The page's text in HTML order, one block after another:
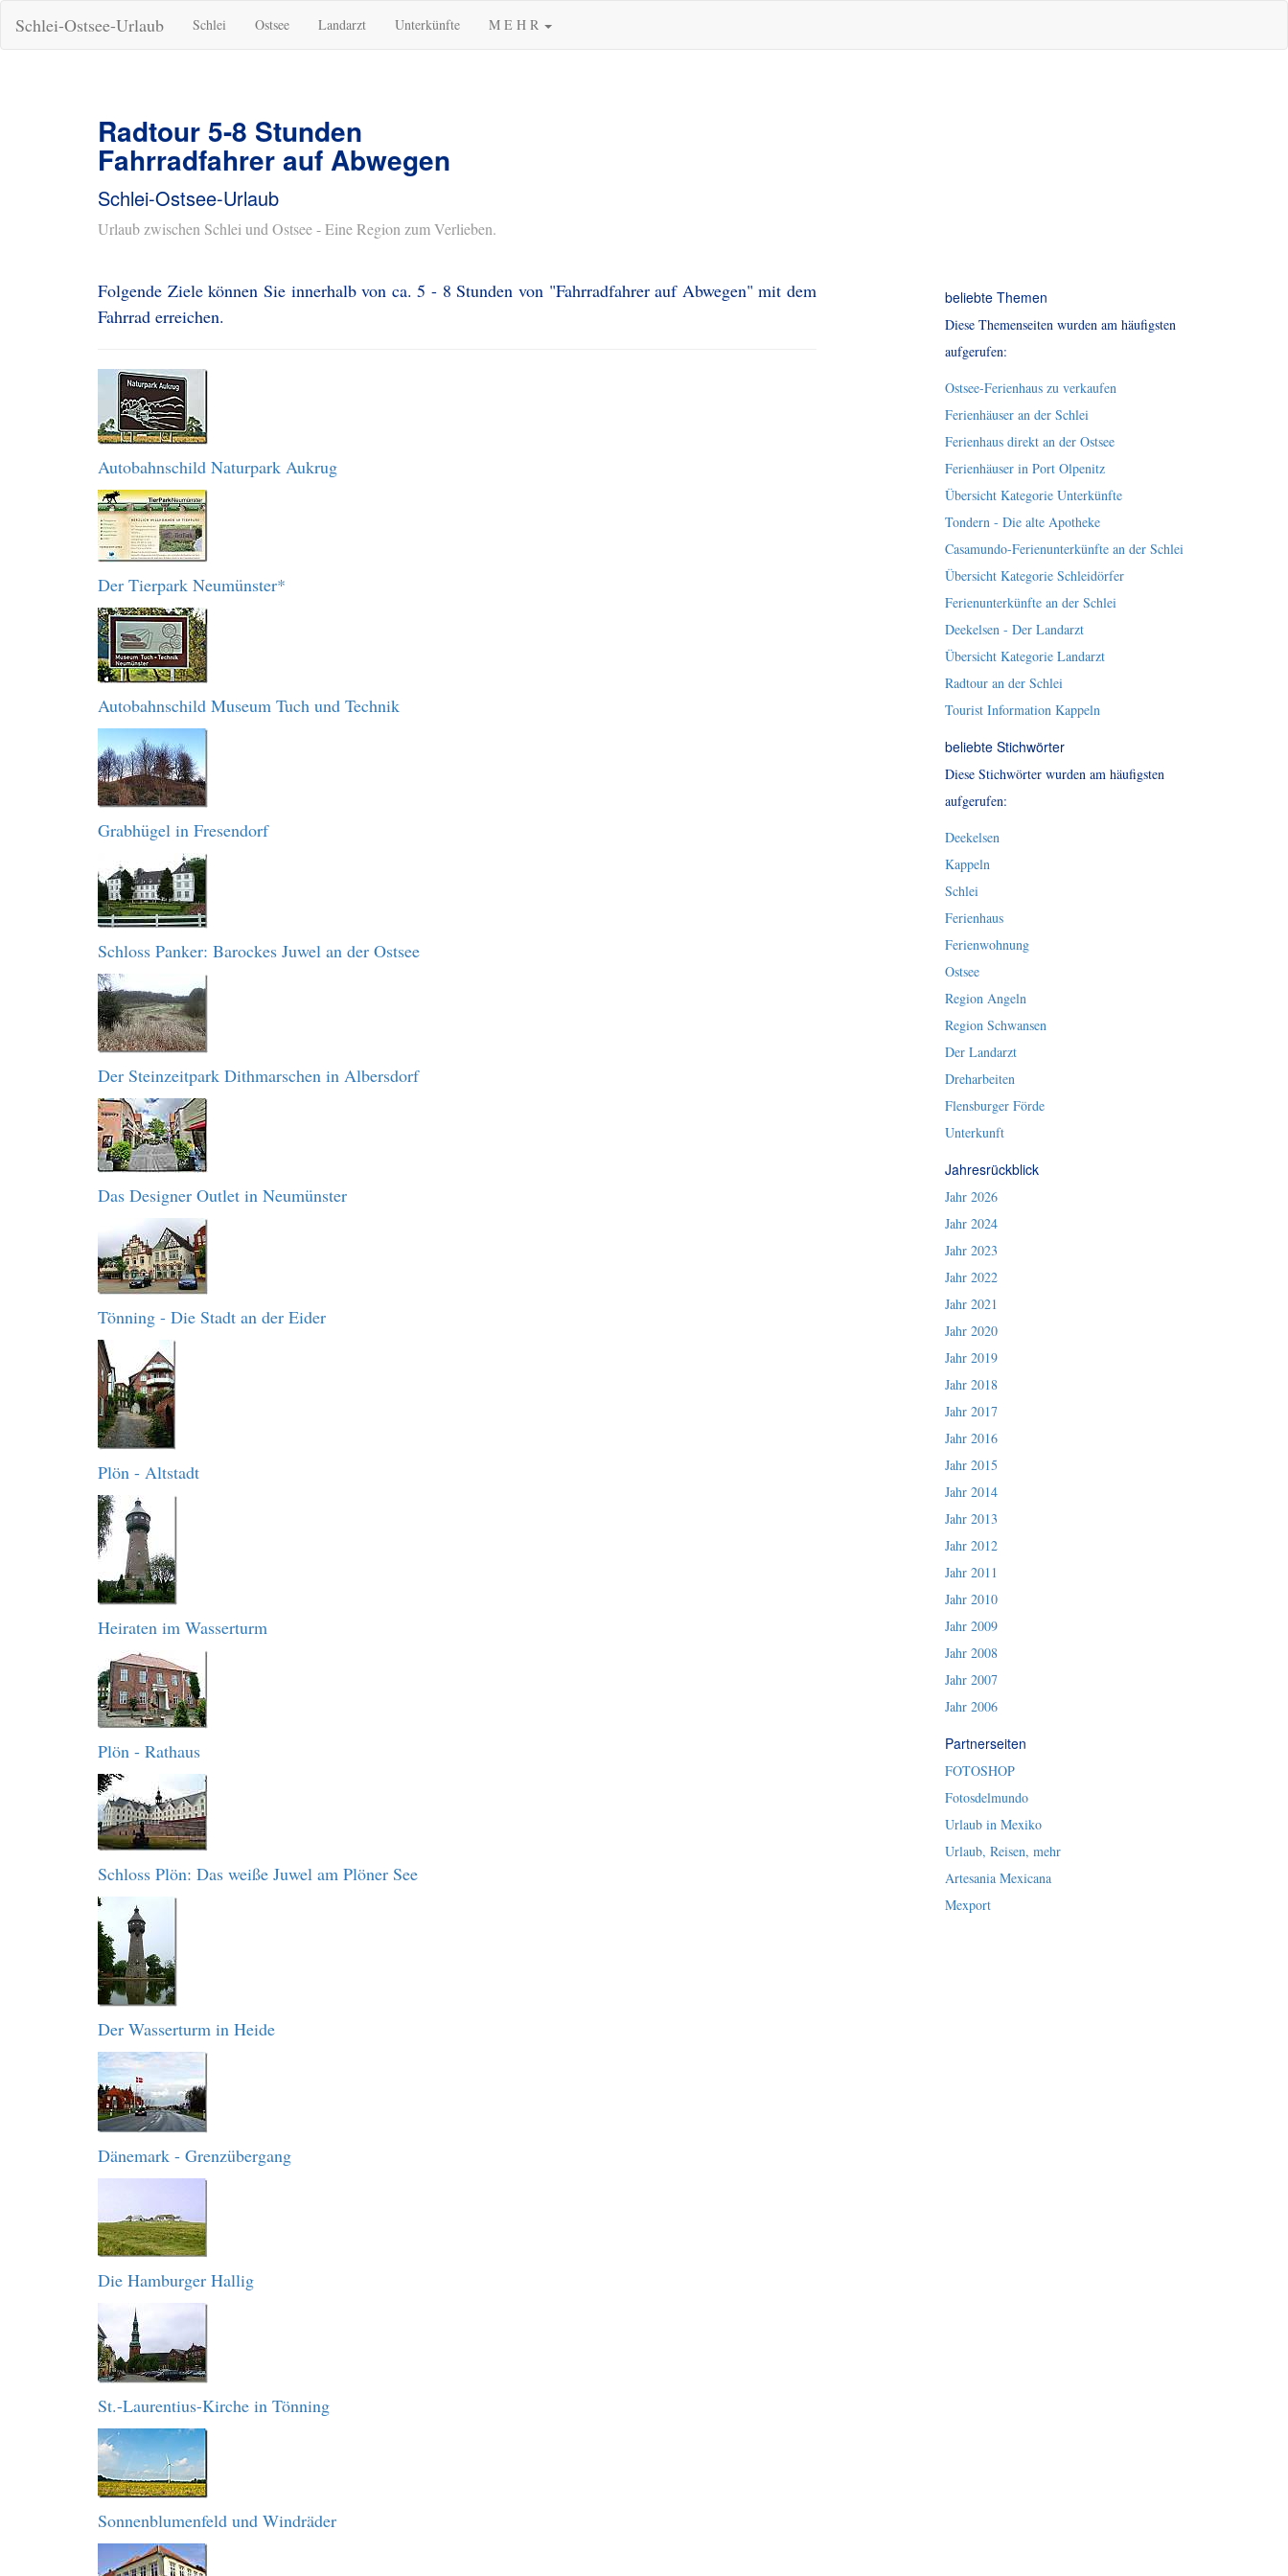
Schlei-Ostsee-Urlaub Schlei Ostsee Landarzt Unterkünfte M E H R
Radtour 5-8 Stunden
Fahrradfahrer auf Abwegen
Schlei-Ostsee-Urlaub
Urlaub zwischen Schlei und Ostsee - Eine Region zum Verlieben.
Folgende Ziele können Sie innerhalb von ca. 5 - 8 Stunden von "Fahrradfahrer auf Abwegen" mit dem
Fahrrad erreichen.
Autobahnschild Naturpark Aukrug
Der Tierpark Neumünster*
Autobahnschild Museum Tuch und Technik
Grabhügel in Fresendorf
Schloss Panker: Barockes Juwel an der Ostsee
Der Steinzeitpark Dithmarschen in Albersdorf
Das Designer Outlet in Neumünster
Tönning - Die Stadt an der Eider
Plön - Altstadt
Heiraten im Wasserturm
Plön - Rathaus
Schloss Plön: Das weiße Juwel am Plöner See
Der Wasserturm in Heide
Dänemark - Grenzübergang
Die Hamburger Hallig
St.-Laurentius-Kirche in Tönning
Sonnenblumenfeld und Windräder
beliebte Themen
Diese Themenseiten wurden am häufigsten
aufgerufen:
Ostsee-Ferienhaus zu verkaufen
Ferienhäuser an der Schlei
Ferienhaus direkt an der Ostsee
Ferienhäuser in Port Olpenitz
Übersicht Kategorie Unterkünfte
Tondern - Die alte Apotheke
Casamundo-Ferienunterkünfte an der Schlei
Übersicht Kategorie Schleidörfer
Ferienunterkünfte an der Schlei
Deekelsen - Der Landarzt
Übersicht Kategorie Landarzt
Radtour an der Schlei
Tourist Information Kappeln
beliebte Stichwörter
Diese Stichwörter wurden am häufigsten
aufgerufen:
Deekelsen
Kappeln
Schlei
Ferienhaus
Ferienwohnung
Ostsee
Region Angeln
Region Schwansen
Der Landarzt
Dreharbeiten
Flensburger Förde
Unterkunft
Jahresrückblick
Jahr 2026
Jahr 2024
Jahr 2023
Jahr 2022
Jahr 2021
Jahr 2020
Jahr 2019
Jahr 2018
Jahr 2017
Jahr 2016
Jahr 2015
Jahr 2014
Jahr 2013
Jahr 2012
Jahr 2011
Jahr 2010
Jahr 2009
Jahr 2008
Jahr 2007
Jahr 2006
Partnerseiten
FOTOSHOP
Fotosdelmundo
Urlaub in Mexiko
Urlaub, Reisen, mehr
Artesania Mexicana
Mexport